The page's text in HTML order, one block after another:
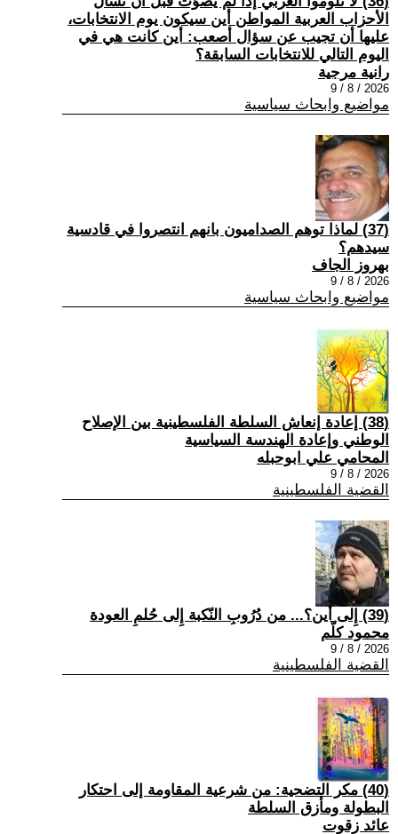
الأحزاب العربية المواطن أين سيكون يوم الانتخابات،
عليها أن تجيب عن سؤال أصعب: أين كانت هي في
اليوم التالي للانتخابات السابقة؟
رانية مرجية
2026 / 8 / 9
مواضيع وابحاث سياسية
(37) ‏لماذا توهم الصداميون بانهم انتصروا في قادسية
سيدهم؟
بهروز الجاف
2026 / 8 / 9
مواضيع وابحاث سياسية
(38) إعادة إنعاش السلطة الفلسطينية بين الإصلاح
الوطني وإعادة الهندسة السياسية
المحامي علي ابوحبله
2026 / 8 / 9
القضية الفلسطينية
(39) إِلى أين؟... من دُرُوبِ النّكبة إِلى حُلمِ العودة
محمود كلّم
2026 / 8 / 9
القضية الفلسطينية
(40) مكر التضحية: من شرعية المقاومة إلى احتكار
البطولة ومأزق السلطة
عائد زقوت